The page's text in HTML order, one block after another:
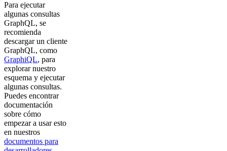
Para ejecutar
algunas consultas
GraphQL, se
recomienda
descargar un cliente
GraphQL, como
GraphiQL, para
explorar nuestro
esquema y ejecutar
algunas consultas.
Puedes encontrar
documentación
sobre cómo
empezar a usar esto
en nuestros
documentos para